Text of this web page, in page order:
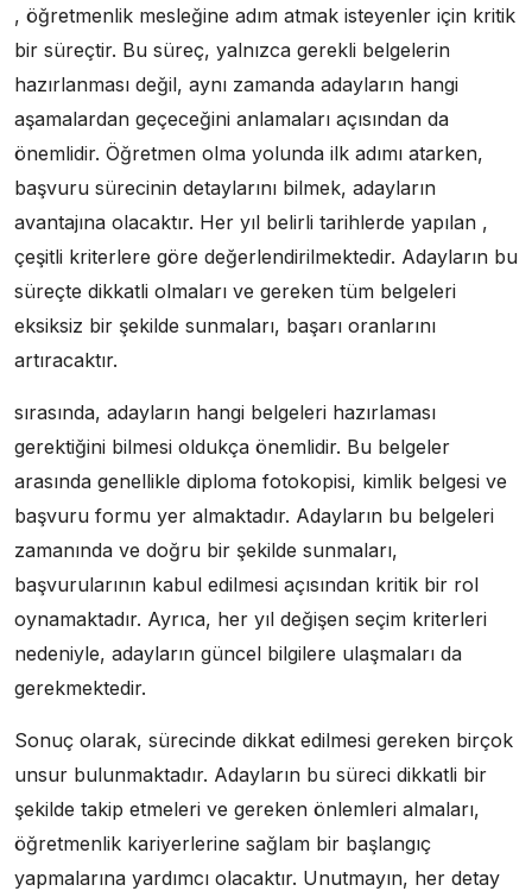
, öğretmenlik mesleğine adım atmak isteyenler için kritik
bir süreçtir. Bu süreç, yalnızca gerekli belgelerin
hazırlanması değil, aynı zamanda adayların hangi
aşamalardan geçeceğini anlamaları açısından da
önemlidir. Öğretmen olma yolunda ilk adımı atarken,
başvuru sürecinin detaylarını bilmek, adayların
avantajına olacaktır. Her yıl belirli tarihlerde yapılan ,
çeşitli kriterlere göre değerlendirilmektedir. Adayların bu
süreçte dikkatli olmaları ve gereken tüm belgeleri
eksiksiz bir şekilde sunmaları, başarı oranlarını
artıracaktır.
sırasında, adayların hangi belgeleri hazırlaması
gerektiğini bilmesi oldukça önemlidir. Bu belgeler
arasında genellikle diploma fotokopisi, kimlik belgesi ve
başvuru formu yer almaktadır. Adayların bu belgeleri
zamanında ve doğru bir şekilde sunmaları,
başvurularının kabul edilmesi açısından kritik bir rol
oynamaktadır. Ayrıca, her yıl değişen seçim kriterleri
nedeniyle, adayların güncel bilgilere ulaşmaları da
gerekmektedir.
Sonuç olarak, sürecinde dikkat edilmesi gereken birçok
unsur bulunmaktadır. Adayların bu süreci dikkatli bir
şekilde takip etmeleri ve gereken önlemleri almaları,
öğretmenlik kariyerlerine sağlam bir başlangıç
yapmalarına yardımcı olacaktır. Unutmayın, her detay